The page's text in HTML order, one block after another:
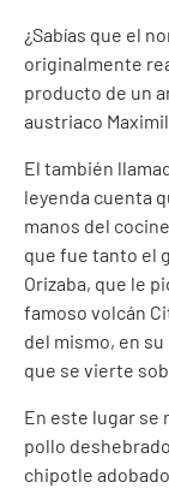
¿Sabías que el
originalmente
producto de un
austriaco
El también
leyenda cuenta
manos del
que fue tanto el
Orizaba, que le
famoso volcán
del mismo, en
que se vierte
En este lugar se
pollo
chipotle